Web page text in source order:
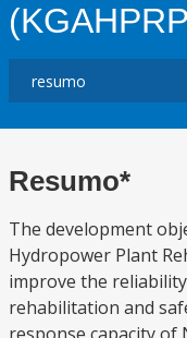
Resumo*
The development
Hydropower Plant
improve the
rehabilitation and